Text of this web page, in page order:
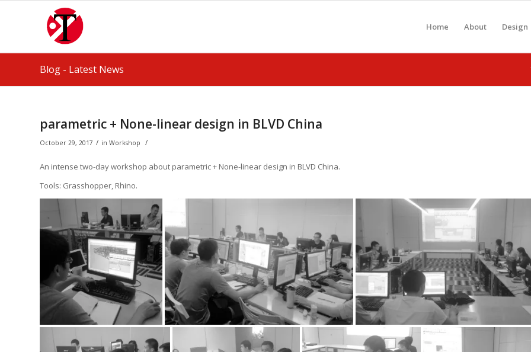
Home About Design
Blog - Latest News
parametric + None-linear design in BLVD China
October 29, 2017 / in Workshop /
An intense two-day workshop about parametric + None-linear design in BLVD China.
Tools: Grasshopper, Rhino.